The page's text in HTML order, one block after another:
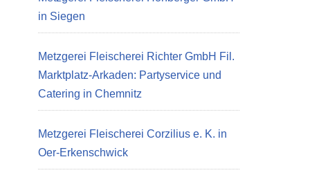
in Siegen
Metzgerei Fleischerei Richter GmbH Fil.
Marktplatz-Arkaden: Partyservice und
Catering in Chemnitz
Metzgerei Fleischerei Corzilius e. K. in
Oer-Erkenschwick